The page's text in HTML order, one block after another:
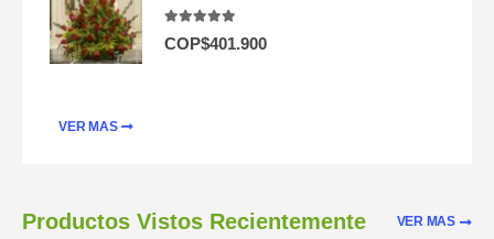
out of 5
COP$401.900
VER MAS
VER MAS
Productos Vistos Recientemente